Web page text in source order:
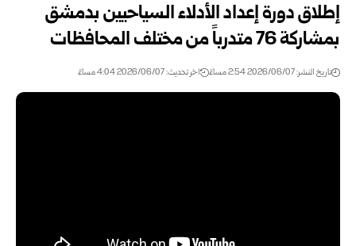
إطلاق دورة إعداد الأدلاء السياحيين بدمشق
بمشاركة 76 متدرباً من مختلف المحافظات
تاريخ النشر: 2026/06/07 2:54 مساءً اخر تحديث: 2026/06/07 4:04 مساءً